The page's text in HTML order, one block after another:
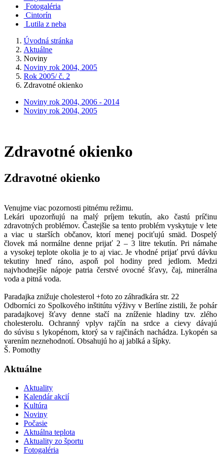
Fotogaléria
Cintorín
Lutila z neba
Úvodná stránka
Aktuálne
Noviny
Noviny rok 2004, 2005
Rok 2005/ č. 2
Zdravotné okienko
Noviny rok 2004, 2006 - 2014
Noviny rok 2004, 2005
Zdravotné okienko
Zdravotné okienko
Venujme viac pozornosti pitnému režimu.
Lekári upozorňujú na malý príjem tekutín, ako častú príčinu
zdravotných problémov. Častejšie sa tento problém vyskytuje v lete
a viac u starších občanov, ktorí menej pociťujú smäd. Dospelý
človek má normálne denne prijať 2 – 3 litre tekutín. Pri námahe
a vysokej teplote okolia je to aj viac. Je vhodné prijať prvú dávku
tekutiny hneď ráno, aspoň pol hodiny pred jedlom. Medzi
najvhodnejšie nápoje patria čerstvé ovocné šťavy, čaj, minerálna
voda a pitná voda.
Paradajka znižuje cholesterol +foto zo záhradkára str. 22
Odborníci zo Spolkového inštitútu výživy v Berlíne zistili, že pohár
paradajkovej šťavy denne stačí na zníženie hladiny tzv. zlého
cholesterolu. Ochranný vplyv rajčín na srdce a cievy dávajú
do súvisu s lykopénom, ktorý sa v rajčinách nachádza. Lykopén sa
varením neznehodnotí. Obsahujú ho aj jablká a šípky.
Š. Pomothy
Aktuálne
Aktuality
Kalendár akcií
Kultúra
Noviny
Počasie
Aktuálna teplota
Aktuality zo športu
Fotogaléria